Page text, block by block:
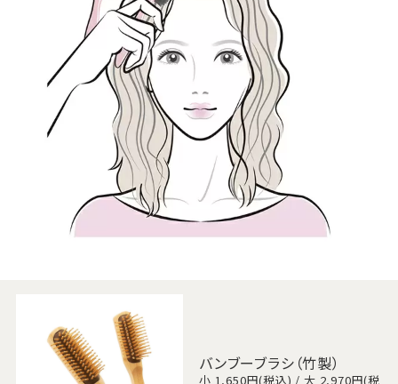
バンブーブラシ（竹製）
小 1,650円(税込) / 大 2,970円(税